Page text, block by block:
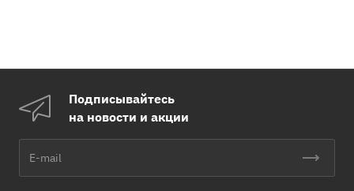
Подписывайтесь
на новости и акции